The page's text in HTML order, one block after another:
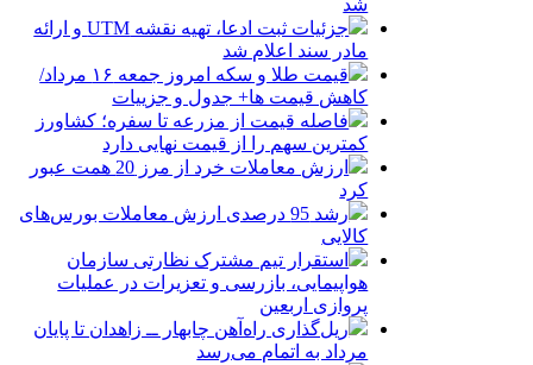
شد
جزئیات ثبت ادعا، تهیه نقشه UTM و ارائه
مادر سند اعلام شد
قیمت طلا و سکه امروز جمعه ۱۶ مرداد/
کاهش قیمت ها+ جدول و جزییات
فاصله قیمت از مزرعه تا سفره؛ کشاورز
کمترین سهم را از قیمت نهایی دارد
ارزش معاملات خرد از مرز 20 همت عبور
کرد
رشد 95 درصدی ارزش معاملات بورس‌های
کالایی
استقرار تیم مشترک نظارتی سازمان
هواپیمایی، بازرسی و تعزیرات در عملیات
پروازی اربعین
ریل‌گذاری راه‌آهن چابهار ــ زاهدان تا پایان
مرداد به اتمام می‌رسد